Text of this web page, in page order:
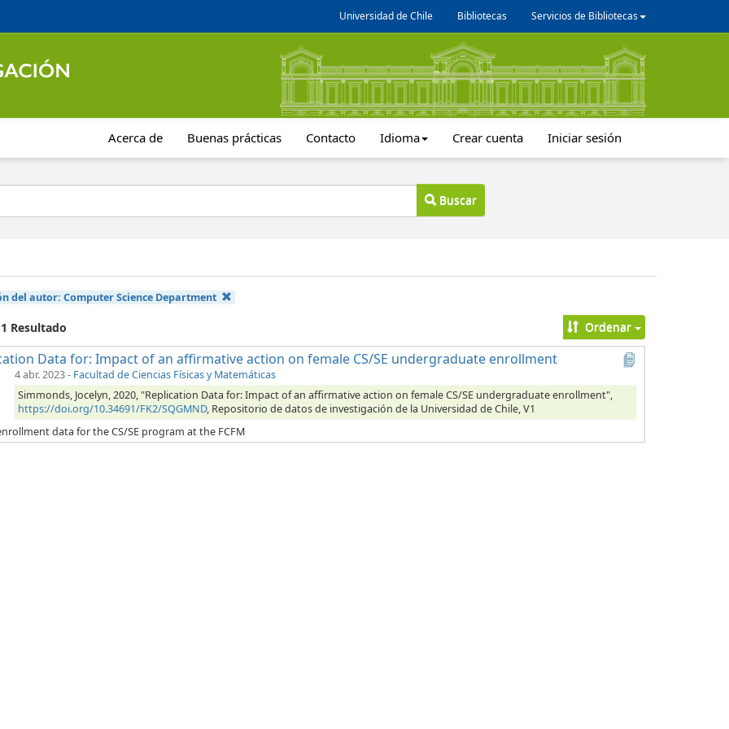
Universidad de Chile Bibliotecas Servicios de Bibliotecas
Acerca de Buenas prácticas Contacto Idioma Crear cuenta Iniciar sesión
Buscar
del autor: Computer Science Department
Resultado Ordenar
Data for: Impact of an affirmative action on female CS/SE undergraduate enrollment
4 abr. 2023- Facultad de Ciencias Físicas y Matemáticas
Simmonds, Jocelyn, 2020, "Replication Data for: Impact of an affirmative action on female CS/SE undergraduate enrollment",
https://doi.org/10.34691/FK2/SQGMND, Repositorio de datos de investigación de la Universidad de Chile, V1
data for the CS/SE program at the FCFM